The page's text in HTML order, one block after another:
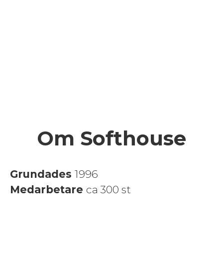
Om Softhouse
Grundades 1996
Medarbetare ca 300 st